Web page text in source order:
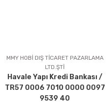
Ürün açıklamasında eksik
Ürün bilgilerinde hatalar
Ürün fiyatı diğer sitelerden
Bu ürüne benzer farklı
MMY HOBİ DIŞ TİCARET PAZARLAMA
LTD.ŞTİ
Havale Yapı Kredi Bankası /
TR57 0006 7010 0000 0097
9539 40